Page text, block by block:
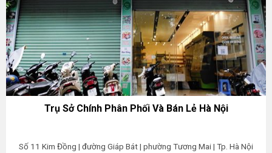
Trụ Sở Chính Phân Phối Và Bán Lẻ Hà Nội
Số 11 Kim Đồng | đường Giáp Bát | phường Tương Mai | Tp. Hà Nội